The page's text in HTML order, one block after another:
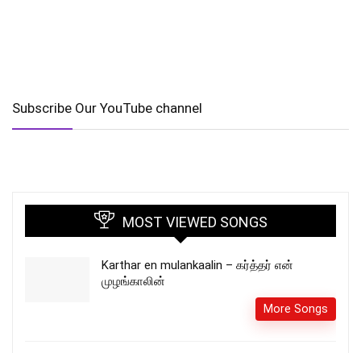
Subscribe Our YouTube channel
MOST VIEWED SONGS
Karthar en mulankaalin – கர்த்தர் என்
முழங்காலின்
More Songs